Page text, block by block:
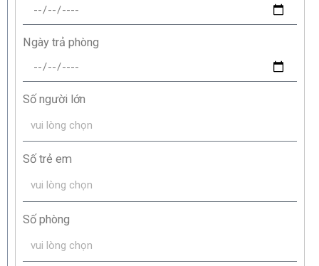
Ngày trả phòng
Số người lớn
Số trẻ em
Số phòng